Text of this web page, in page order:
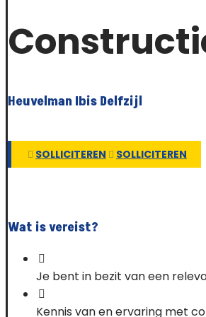
Heuvelman Ibis Delfzijl
SOLLICITEREN SOLLICITEREN
Wat is vereist?
Je bent in bezit van een
Kennis van en ervaring met